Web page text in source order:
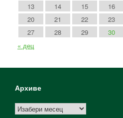
13
14 15 16
20
21 22 23
27
28 29 30
« дец
Архиве
Архиве